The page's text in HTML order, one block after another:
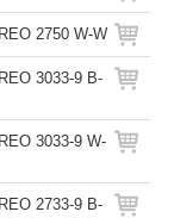
2750 W-W
3033-9 B-
3033-9 W-
2733-9 B-